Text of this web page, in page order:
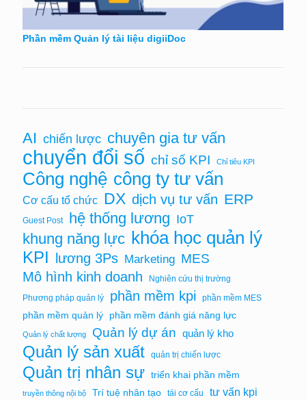
Phần mềm Quản lý tài liệu digiiDoc
AI chiến lược chuyên gia tư vấn
chuyển đổi số chỉ số KPI Chỉ tiêu KPI
Công nghệ công ty tư vấn
Cơ cấu tổ chức DX dịch vụ tư vấn ERP
Guest Post hệ thống lương IoT
khung năng lực khóa học quản lý
KPI lương 3Ps Marketing MES
Mô hình kinh doanh
Nghiên cứu thị trường
Phương pháp quản lý
phần mềm kpi phần mềm MES
phần mềm quản lý phần mềm đánh giá năng lực
Quản lý chất lượng Quản lý dự án quản lý kho
Quản lý sản xuất quản trị chiến lược
Quản trị nhân sự triển khai phần mềm
truyền thông nội bộ Trí tuệ nhân tạo tái cơ cấu tư vấn kpi